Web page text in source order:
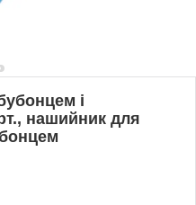
і
нашийник для